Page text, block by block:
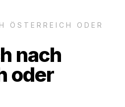
ÖSTERREICH ODER
nach
oder